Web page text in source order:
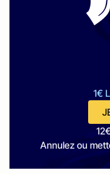
1€
Annulez ou